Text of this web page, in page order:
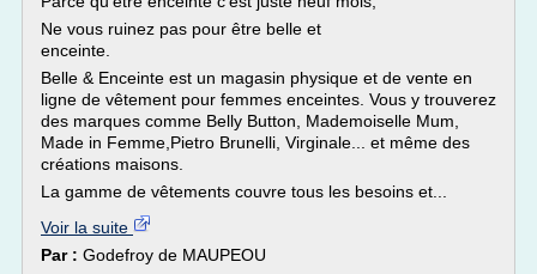
Ne vous ruinez pas pour être belle et
enceinte.
Belle & Enceinte est un magasin physique et de vente en
ligne de vêtement pour femmes enceintes. Vous y trouverez
des marques comme Belly Button, Mademoiselle Mum,
Made in Femme,Pietro Brunelli, Virginale... et même des
créations maisons.
La gamme de vêtements couvre tous les besoins et...
Voir la suite
Par : Godefroy de MAUPEOU